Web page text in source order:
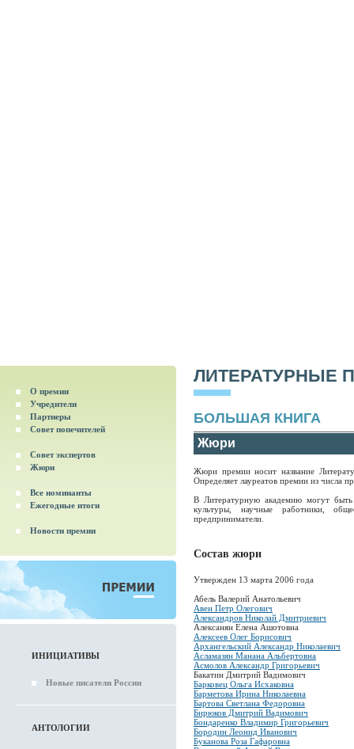
О премии
Учредители
Партнеры
Совет попечителей
Совет экспертов
Жюри
Все номинанты
Ежегодные итоги
Новости премии
ИНИЦИАТИВЫ
Новые писатели России
АНТОЛОГИИ
ЛИТЕРАТУРНЫЕ
БОЛЬШАЯ КНИГА
Жюри
Жюри премии носит название
Определяет лауреатов премии из числа
В Литературную академию могут быть
культуры, научные работники,
предприниматели.
Состав жюри
Утвержден 13 марта 2006 года
Абель Валерий Анатольевич
Авен Петр Олегович
Александров Николай Дмитриевич
Алексанян Елена Ашотовна
Алексеев Олег Борисович
Архангельский Александр Николаевич
Асламазян Манана Альбертовна
Асмолов Александр Григорьевич
Бакатин Дмитрий Вадимович
Барковец Ольга Исхаковна
Барметова Ирина Николаевна
Бартова Светлана Федоровна
Бирюков Дмитрий Вадимович
Бондаренко Владимир Григорьевич
Бородин Леонид Иванович
Буканова Роза Гафаровна